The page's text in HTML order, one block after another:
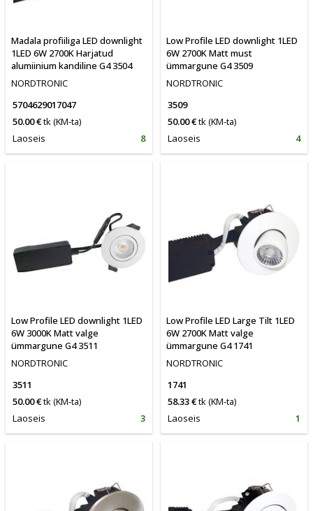
Madala profiiliga LED downlight
1LED 6W 2700K Harjatud
alumiinium kandiline G4 3504
NORDTRONIC
5704629017047
50.00 €tk(KM-ta)
Laoseis
8
Low Profile LED downlight 1LED
6W 2700K Matt must
ümmargune G4 3509
NORDTRONIC
3509
50.00 €tk(KM-ta)
Laoseis
4
Low Profile LED downlight 1LED
6W 3000K Matt valge
ümmargune G4 3511
NORDTRONIC
3511
50.00 €tk(KM-ta)
Laoseis
3
Low Profile LED Large Tilt 1LED
6W 2700K Matt valge
ümmargune G4 1741
NORDTRONIC
1741
58.33 €tk(KM-ta)
Laoseis
1